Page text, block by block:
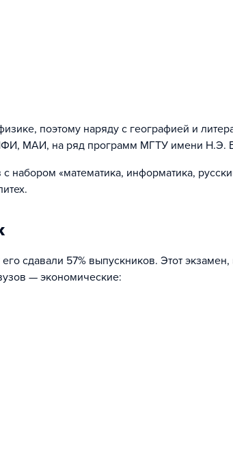
поэтому наряду с географией и
МАИ, на ряд программ МГТУ имени
набором «математика, информатика,
сдавали 57% выпускников. Этот
— экономические: